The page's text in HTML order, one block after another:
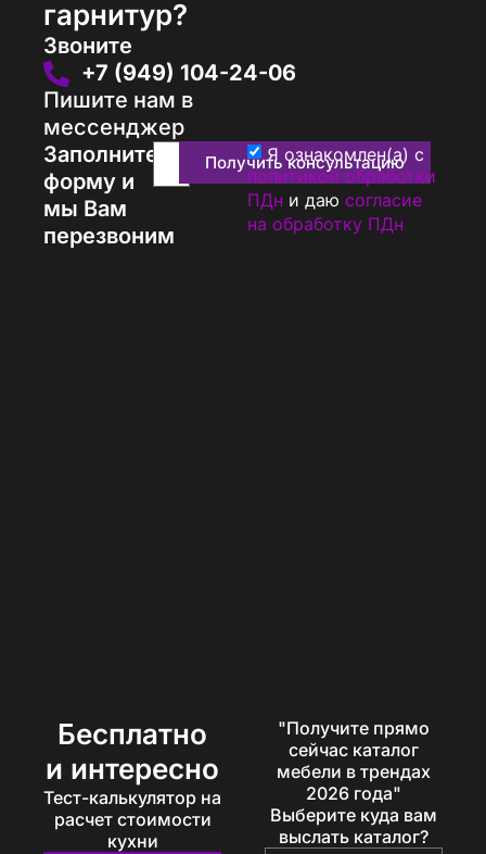
гарнитур?
Звоните
+7 (949) 104-24-06
Пишите нам в
мессенджер
Заполните
форму и
мы Вам
перезвоним
Получить консультацию
Я ознакомлен(а) с
политикой обработки
ПДн и даю согласие
на обработку ПДн
Бесплатно
и интересно
Тест-калькулятор на
расчет стоимости
кухни
"Получите прямо
сейчас каталог
мебели в трендах
2026 года"
Выберите куда вам
выслать каталог?